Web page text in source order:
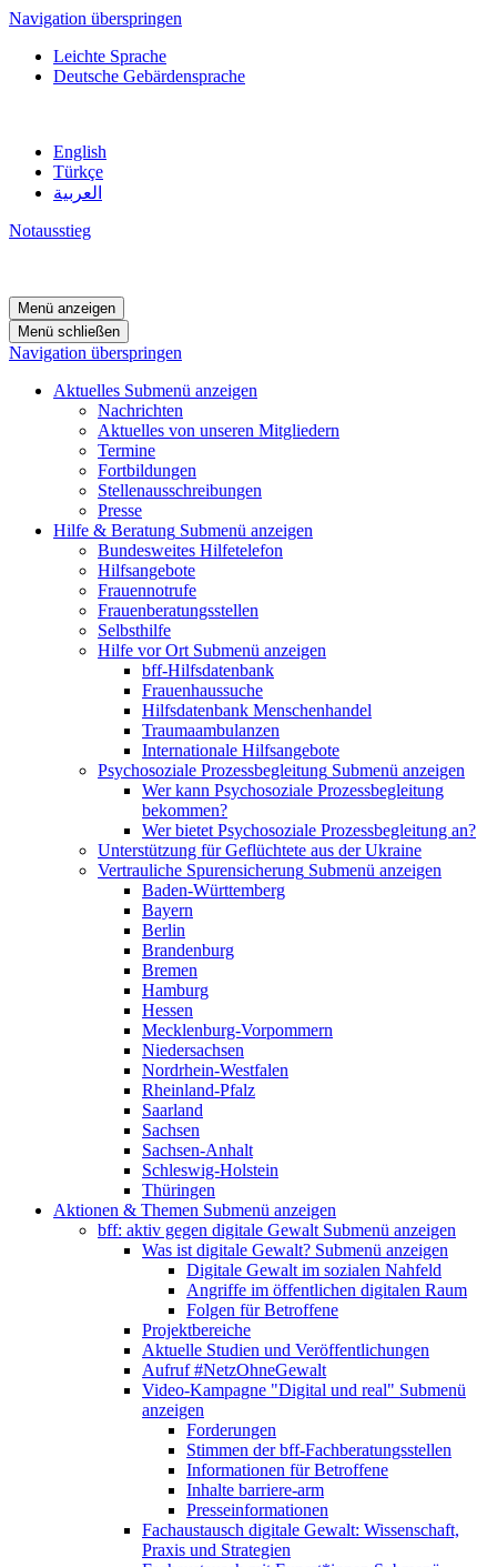
Navigation überspringen
Leichte Sprache
Deutsche Gebärdensprache
English
Türkçe
العربية
Notausstieg
Menü anzeigen
Menü schließen
Navigation überspringen
Aktuelles Submenü anzeigen
Nachrichten
Aktuelles von unseren Mitgliedern
Termine
Fortbildungen
Stellenausschreibungen
Presse
Hilfe & Beratung Submenü anzeigen
Bundesweites Hilfetelefon
Hilfsangebote
Frauennotrufe
Frauenberatungsstellen
Selbsthilfe
Hilfe vor Ort Submenü anzeigen
bff-Hilfsdatenbank
Frauenhaussuche
Hilfsdatenbank Menschenhandel
Traumaambulanzen
Internationale Hilfsangebote
Psychosoziale Prozessbegleitung Submenü anzeigen
Wer kann Psychosoziale Prozessbegleitung
bekommen?
Wer bietet Psychosoziale Prozessbegleitung an?
Unterstützung für Geflüchtete aus der Ukraine
Vertrauliche Spurensicherung Submenü anzeigen
Baden-Württemberg
Bayern
Berlin
Brandenburg
Bremen
Hamburg
Hessen
Mecklenburg-Vorpommern
Niedersachsen
Nordrhein-Westfalen
Rheinland-Pfalz
Saarland
Sachsen
Sachsen-Anhalt
Schleswig-Holstein
Thüringen
Aktionen & Themen Submenü anzeigen
bff: aktiv gegen digitale Gewalt Submenü anzeigen
Was ist digitale Gewalt? Submenü anzeigen
Digitale Gewalt im sozialen Nahfeld
Angriffe im öffentlichen digitalen Raum
Folgen für Betroffene
Projektbereiche
Aktuelle Studien und Veröffentlichungen
Aufruf #NetzOhneGewalt
Video-Kampagne "Digital und real" Submenü
anzeigen
Forderungen
Stimmen der bff-Fachberatungsstellen
Informationen für Betroffene
Inhalte barriere-arm
Presseinformationen
Fachaustausch digitale Gewalt: Wissenschaft,
Praxis und Strategien